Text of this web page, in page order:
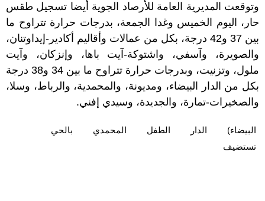
وتوقعت المديرية العامة للأرصاد الجوية أيضا تسجيل طقس
حار، اليوم الخميس وغدا الجمعة، بدرجات حرارة تتراوح ما
بين 37 و42 درجة، بكل من عمالات وأقاليم أكادير-إيداوتنان،
والصويرة، وآسفي، واشتوكة-آيت باها، وإنزكان، وآيت
ملول، وتزنيت، وبدرجات حرارة تتراوح ما بين 34 و38 درجة
بكل من الدار البيضاء، ومديونة، والمحمدية، والرباط، وسلا،
والصخيرات-تمارة، والجديدة، وسيدي إفني.
البيضاء) الدار الطفل المحمدي
بالحي
تستضيف